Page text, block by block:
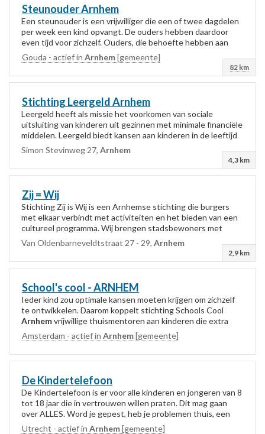
SteunouderArnhem
Een steunouder is een vrijwilliger die een of twee dagdelen
per week een kind opvangt. De ouders hebben daardoor
even tijd voor zichzelf. Ouders, die behoefte hebben aan
steun, kunnen niet altijd op hun...
Gouda - actief in Arnhem[gemeente]
82 km
Stichting LeergeldArnhem
Leergeld heeft als missie het voorkomen van sociale
uitsluiting van kinderen uit gezinnen met minimale financiële
middelen. Leergeld biedt kansen aan kinderen in de leeftijd
van 4 tot 18 jaar om te...
Simon Stevinweg 27, Arnhem
4,3 km
Zij = Wij
Stichting Zij is Wij is een Arnhemse stichting die burgers
met elkaar verbindt met activiteiten en het bieden van een
cultureel programma. Wij brengen stadsbewoners met
verschillende achtergronden en...
Van Oldenbarneveldtstraat 27 - 29, Arnhem
2,9 km
School's cool -ARNHEM
Ieder kind zou optimale kansen moeten krijgen om zichzelf
te ontwikkelen. Daarom koppelt stichting Schools Cool
Arnhemvrijwillige thuismentoren aan kinderen die extra
begeleiding nodig hebben tijdens...
Amsterdam - actief in Arnhem[gemeente]
De Kindertelefoon
De Kindertelefoon is er voor alle kinderen en jongeren van 8
tot 18 jaar die in vertrouwen willen praten. Dit mag gaan
over ALLES. Word je gepest, heb je problemen thuis, een
vraag over verliefdheid, ruzie...
Utrecht - actief in Arnhem[gemeente]